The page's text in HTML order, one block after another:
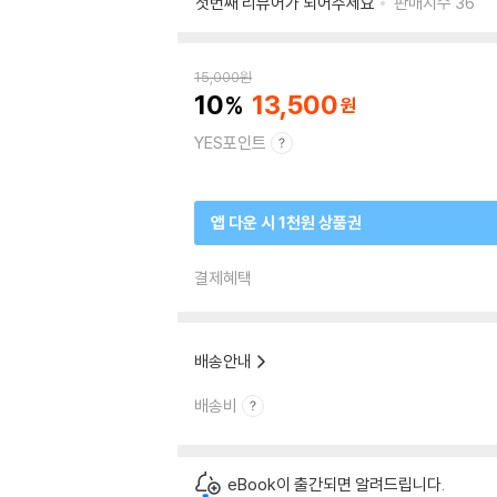
15,000원
10 13,500
YES포인트
앱 다운 시 1천원 상품권
결제혜택
배송안내
배송비
eBook이 출간되면 알려드립니다.